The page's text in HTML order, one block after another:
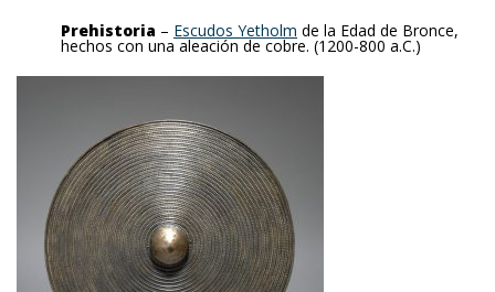
Prehistoria – Escudos Yetholm de la Edad de Bronce,
hechos con una aleación de cobre. (1200-800 a.C.)